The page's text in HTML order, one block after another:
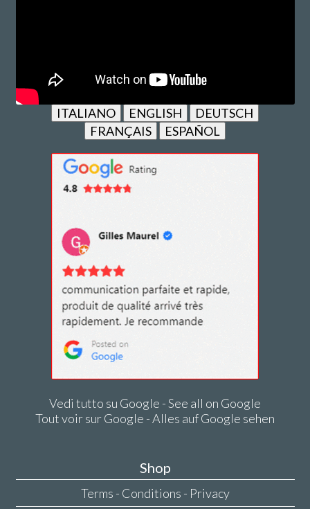
ITALIANO ENGLISH
DEUTSCH
FRANÇAIS
ESPAÑOL
Vedi tutto su Google - See all on Google
Tout voir sur Google - Alles auf Google sehen
Shop
Terms - Conditions - Privacy